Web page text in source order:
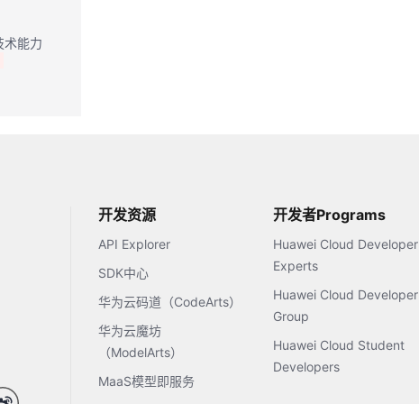
开发资源
API Explorer
SDK中心
华为云码道（CodeArts）
华为云魔坊
（ModelArts）
MaaS模型即服务
开发者Programs
Huawei Cloud Developer
Experts
Huawei Cloud Developer
Group
Huawei Cloud Student
Developers